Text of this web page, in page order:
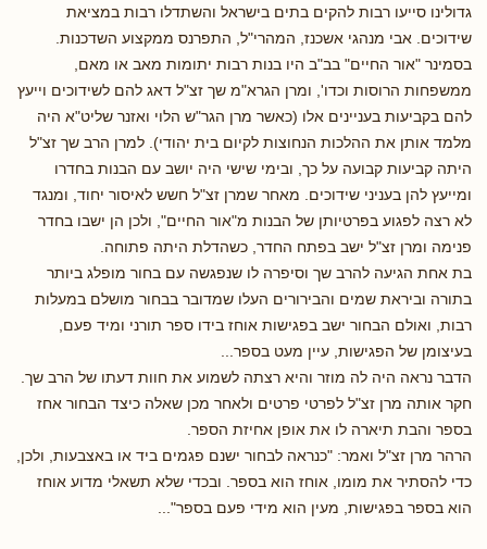
גדולינו סייעו רבות להקים בתים בישראל והשתדלו רבות במציאת
שידוכים. אבי מנהגי אשכנז, המהרי"ל, התפרנס ממקצוע השדכנות.
בסמינר "אור החיים" בב"ב היו בנות רבות יתומות מאב או מאם,
ממשפחות הרוסות וכדו', ומרן הגרא"מ שך זצ"ל דאג להם לשידוכים וייעץ
להם בקביעות בעניינים אלו (כאשר מרן הגר"ש הלוי ואזנר שליט"א היה
מלמד אותן את ההלכות הנחוצות לקיום בית יהודי). למרן הרב שך זצ"ל
היתה קביעות קבועה על כך, ובימי שישי היה יושב עם הבנות בחדרו
ומייעץ להן בעניני שידוכים. מאחר שמרן זצ"ל חשש לאיסור יחוד, ומנגד
לא רצה לפגוע בפרטיותן של הבנות מ"אור החיים", ולכן הן ישבו בחדר
פנימה ומרן זצ"ל ישב בפתח החדר, כשהדלת היתה פתוחה.
בת אחת הגיעה להרב שך וסיפרה לו שנפגשה עם בחור מופלג ביותר
בתורה וביראת שמים והבירורים העלו שמדובר בבחור מושלם במעלות
רבות, ואולם הבחור ישב בפגישות אוחז בידו ספר תורני ומיד פעם,
בעיצומן של הפגישות, עיין מעט בספר...
הדבר נראה היה לה מוזר והיא רצתה לשמוע את חוות דעתו של הרב שך.
חקר אותה מרן זצ"ל לפרטי פרטים ולאחר מכן שאלה כיצד הבחור אחז
בספר והבת תיארה לו את אופן אחיזת הספר.
הרהר מרן זצ"ל ואמר: "כנראה לבחור ישנם פגמים ביד או באצבעות, ולכן,
כדי להסתיר את מומו, אוחז הוא בספר. ובכדי שלא תשאלי מדוע אוחז
הוא בספר בפגישות, מעין הוא מידי פעם בספר"...